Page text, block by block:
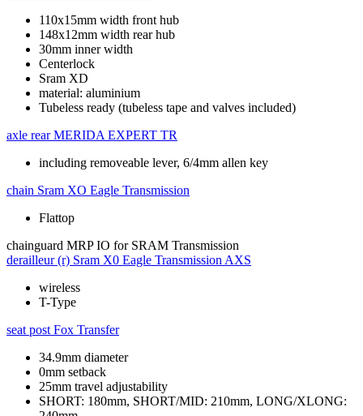
110x15mm width front hub
148x12mm width rear hub
30mm inner width
Centerlock
Sram XD
material: aluminium
Tubeless ready (tubeless tape and valves included)
axle rear MERIDA EXPERT TR
including removeable lever, 6/4mm allen key
chain Sram XO Eagle Transmission
Flattop
chainguard MRP IO for SRAM Transmission
derailleur (r) Sram X0 Eagle Transmission AXS
wireless
T-Type
seat post Fox Transfer
34.9mm diameter
0mm setback
25mm travel adjustability
SHORT: 180mm, SHORT/MID: 210mm, LONG/XLONG: